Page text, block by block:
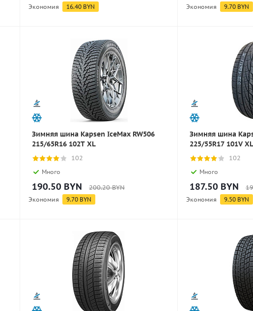
Экономия 16.40 BYN Экономия 9.70 BYN
Зимняя шина Kapsen IceMax RW506
215/65R16 102T XL
102
Много
190.50 BYN 200.20BYN
Экономия 9.70 BYN
Зимняя шина
225/55R17 101V XL
102
Много
187.50 BYN
Экономия 9.50 BYN